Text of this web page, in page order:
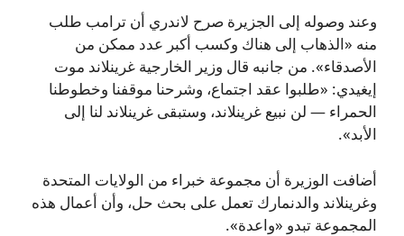
وعند وصوله إلى الجزيرة صرح لاندري أن ترامب طلب
منه «الذهاب إلى هناك وكسب أكبر عدد ممكن من
الأصدقاء». من جانبه قال وزير الخارجية غرينلاند موت
إيغيدي: «طلبوا عقد اجتماع، وشرحنا موقفنا وخطوطنا
الحمراء — لن نبيع غرينلاند، وستبقى غرينلاند لنا إلى
الأبد».
أضافت الوزيرة أن مجموعة خبراء من الولايات المتحدة
وغرينلاند والدنمارك تعمل على بحث حل، وأن أعمال هذه
المجموعة تبدو «واعدة».